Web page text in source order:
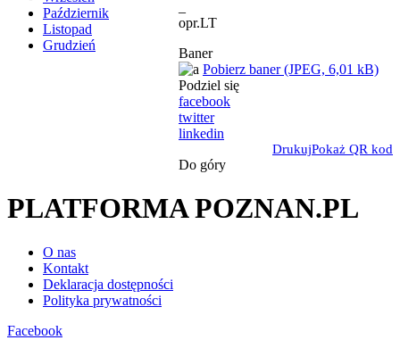
Październik
Listopad
Grudzień
opr.LT
Baner
Pobierz baner (JPEG, 6,01 kB)
Podziel się
facebook
twitter
linkedin
DrukujPokaż QR kod
Do góry
PLATFORMA POZNAN.PL
O nas
Kontakt
Deklaracja dostępności
Polityka prywatności
Facebook